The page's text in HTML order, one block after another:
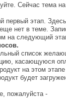
Сейчас тема на
первый этап.
еще нет в теме.
на следующий
список
касающуюся
на этом этапе
будет
пожалуйста -